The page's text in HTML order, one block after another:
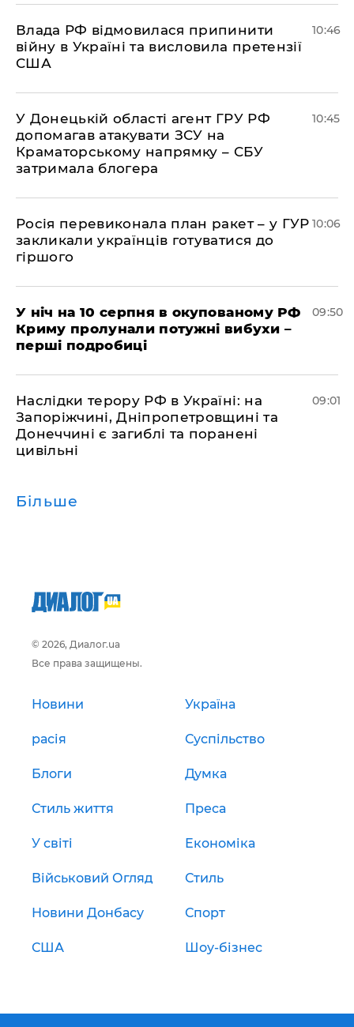
Влада РФ відмовилася припинити
війну в Україні та висловила претензії
США
10:46
У Донецькій області агент ГРУ РФ
допомагав атакувати ЗСУ на
Краматорському напрямку – СБУ
затримала блогера
10:45
Росія перевиконала план ракет – у ГУР
закликали українців готуватися до
гіршого
10:06
У ніч на 10 серпня в окупованому РФ
Криму пролунали потужні вибухи –
перші подробиці
09:50
Наслідки терору РФ в Україні: на
Запоріжчині, Дніпропетровщині та
Донеччині є загиблі та поранені
цивільні
09:01
Більше
© 2026, Диалог.ua
Все права защищены.
Новини Україна
расія Суспільство
Блоги Думка
Стиль життя Преса
У світі Економіка
Військовий Огляд Стиль
Новини Донбасу Спорт
США Шоу-бізнес